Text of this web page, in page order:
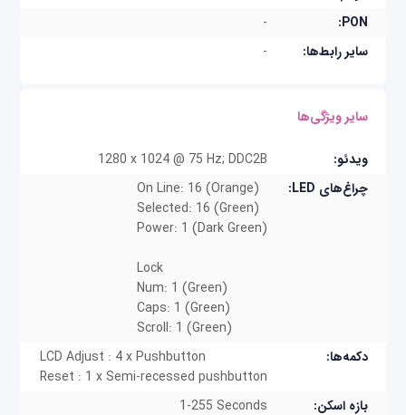
کامپیوتر را کنترل کنید.
مشاهده و کنترل می‌کنند. حداکثر چهار کاربر به اضافه
یک مدیر با پروفایل جداگانه برای هر کدام
تنظیمات ویدیویی کامپیوترهای متصل، برای
خروجی مطلوب به نمایشگر LCD، به‌طور خودکار تنظیم
2000/XP/Vista، Linux و FreeBSD
پشتیبانی از زبان صفحه کلید: انگلیسی (ایالات
متحده)، انگلیسی (بریتانیا)، فرانسوی، آلمانی، آلمانی
PON:
-
سایر رابط‌ها:
-
سایر ویژگی‌ها
ویدئو:
1280 x 1024 @ 75 Hz; DDC2B
چراغ‌های LED:
On Line: 16 (Orange)
Selected: 16 (Green)
Power: 1 (Dark Green)
Lock
Num: 1 (Green)
Caps: 1 (Green)
Scroll: 1 (Green)
دکمه‌ها:
LCD Adjust : 4 x Pushbutton
Reset : 1 x Semi-recessed pushbutton
بازه اسکن:
1-255 Seconds